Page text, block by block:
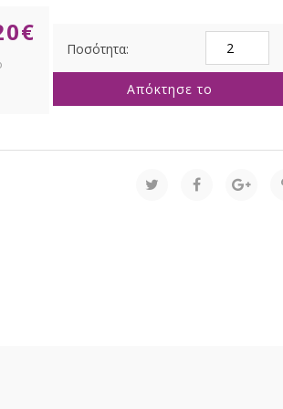
€
ΧΙΟΝΟΜΠΑΛΑ
Φ12ΕΚ
ποσότητα
Απόκτησε το